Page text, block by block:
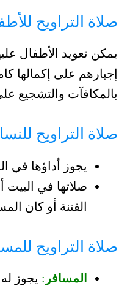
صلاة التراويح
يمكن تعويد الأطفال
إجبارهم على إكمالها
بالمكافآت والتشجيع
صلاة التراويح
يجوز أداؤها في
صلاتها في
الفتنة أو كان
صلاة التراويح
المسافر : يجوز